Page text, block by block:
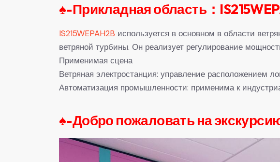
♠-Прикладная область：
IS215WEPAH2B используется в основном в области
ветряной турбины. Он реализует регулирование
Применимая сцена
Ветряная электростанция: управление расположением
Автоматизация промышленности: применима к
♠-Добро пожаловать на